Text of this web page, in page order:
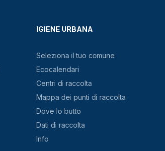
IGIENE URBANA
Seleziona il tuo comune
Ecocalendari
Centri di raccolta
Mappa dei punti di raccolta
Dove lo butto
Dati di raccolta
Info